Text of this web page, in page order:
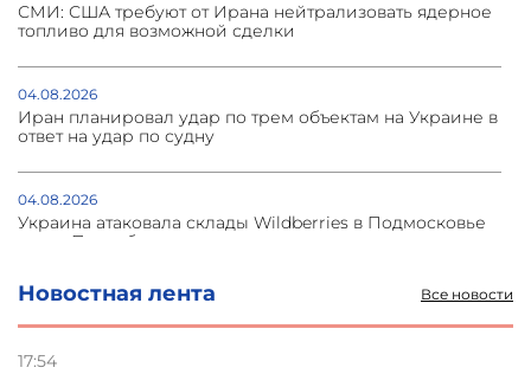
Новостная лента Все новости
17:54
СМИ: США требуют от Ирана нейтрализовать ядерное
топливо для возможной сделки
04.08.2026
Иран планировал удар по трем объектам на Украине в
ответ на удар по судну
04.08.2026
Украина атаковала склады Wildberries в Подмосковье
и под Петербургом
03.08.2026
Стратегия безопасности ОДКБ допускает применение